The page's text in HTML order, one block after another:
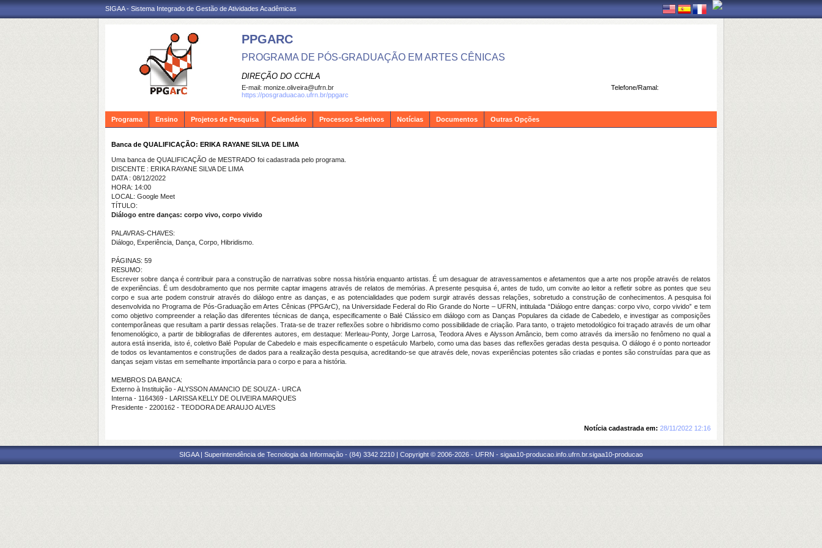
SIGAA - Sistema Integrado de Gestão de Atividades Acadêmicas
PPGARC
PROGRAMA DE PÓS-GRADUAÇÃO EM ARTES CÊNICAS
DIREÇÃO DO CCHLA
Telefone/Ramal:
E-mail: monize.oliveira@ufrn.br
https://posgraduacao.ufrn.br/ppgarc
Programa Ensino Projetos de Pesquisa Calendário Processos Seletivos Notícias Documentos Outras Opções
Banca de QUALIFICAÇÃO: ERIKA RAYANE SILVA DE LIMA
Uma banca de QUALIFICAÇÃO de MESTRADO foi cadastrada pelo programa.
DISCENTE : ERIKA RAYANE SILVA DE LIMA
DATA : 08/12/2022
HORA: 14:00
LOCAL: Google Meet
TÍTULO:
Diálogo entre danças: corpo vivo, corpo vivido
PALAVRAS-CHAVES:
Diálogo, Experiência, Dança, Corpo, Hibridismo.
PÁGINAS: 59
RESUMO:
Escrever sobre dança é contribuir para a construção de narrativas sobre nossa história enquanto artistas. É um desaguar de atravessamentos e afetamentos que a arte nos propõe através de relatos
de experiências. É um desdobramento que nos permite captar imagens através de relatos de memórias. A presente pesquisa é, antes de tudo, um convite ao leitor a refletir sobre as pontes que seu
corpo e sua arte podem construir através do diálogo entre as danças, e as potencialidades que podem surgir através dessas relações, sobretudo a construção de conhecimentos. A pesquisa foi
desenvolvida no Programa de Pós-Graduação em Artes Cênicas (PPGArC), na Universidade Federal do Rio Grande do Norte – UFRN, intitulada “Diálogo entre danças: corpo vivo, corpo vivido” e tem
como objetivo compreender a relação das diferentes técnicas de dança, especificamente o Balé Clássico em diálogo com as Danças Populares da cidade de Cabedelo, e investigar as composições
contemporâneas que resultam a partir dessas relações. Trata-se de trazer reflexões sobre o hibridismo como possibilidade de criação. Para tanto, o trajeto metodológico foi traçado através de um olhar
fenomenológico, a partir de bibliografias de diferentes autores, em destaque: Merleau-Ponty, Jorge Larrosa, Teodora Alves e Alysson Amâncio, bem como através da imersão no fenômeno no qual a
autora está inserida, isto é, coletivo Balé Popular de Cabedelo e mais especificamente o espetáculo Marbelo, como uma das bases das reflexões geradas desta pesquisa. O diálogo é o ponto norteador
de todos os levantamentos e construções de dados para a realização desta pesquisa, acreditando-se que através dele, novas experiências potentes são criadas e pontes são construídas para que as
danças sejam vistas em semelhante importância para o corpo e para a história.
MEMBROS DA BANCA:
Externo à Instituição - ALYSSON AMANCIO DE SOUZA - URCA
Interna - 1164369 - LARISSA KELLY DE OLIVEIRA MARQUES
Presidente - 2200162 - TEODORA DE ARAUJO ALVES
Notícia cadastrada em: 28/11/2022 12:16
SIGAA | Superintendência de Tecnologia da Informação - (84) 3342 2210 | Copyright © 2006-2026 - UFRN - sigaa10-producao.info.ufrn.br.sigaa10-producao